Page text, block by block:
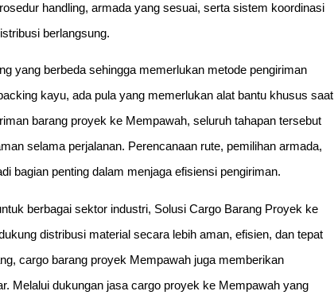
handling, armada yang sesuai, serta sistem koordinasi
berlangsung.
yang berbeda sehingga memerlukan metode pengiriman
kayu, ada pula yang memerlukan alat bantu khusus saat
barang proyek ke Mempawah, seluruh tahapan tersebut
selama perjalanan. Perencanaan rute, pemilihan armada,
bagian penting dalam menjaga efisiensi pengiriman.
berbagai sektor industri, Solusi Cargo Barang Proyek ke
distribusi material secara lebih aman, efisien, dan tepat
cargo barang proyek Mempawah juga memberikan
Melalui dukungan jasa cargo proyek ke Mempawah yang